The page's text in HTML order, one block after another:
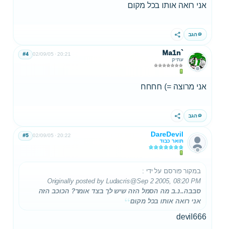
אני רואה אותו בכל מקום
הגב שתף
Ma1n`
עתיק
02/09/05 20:21
#4
אני מרוצה =) חחחח
הגב שתף
DareDevil
תואר כבוד
02/09/05 20:22
#5
במקור פורסם על ידי :
Originally posted by Ludacris@Sep 2 2005, 08:20 PM
סבבה..נ.ב מה הסמל הזה שיש לך בצד אומר? הכוכב הזה
אני רואה אותו בכל מקום
devil666